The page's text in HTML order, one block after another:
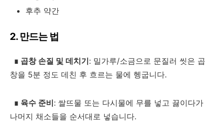
후추 약간
2. 만드는 법
∎ 곱창 손질 및 데치기: 밀가루/소금으로 문질러 씻은 곱
창을 5분 정도 데친 후 흐르는 물에 헹굽니다.
∎ 육수 준비: 쌀뜨물 또는 다시물에 무를 넣고 끓이다가
나머지 채소들을 순서대로 넣습니다.